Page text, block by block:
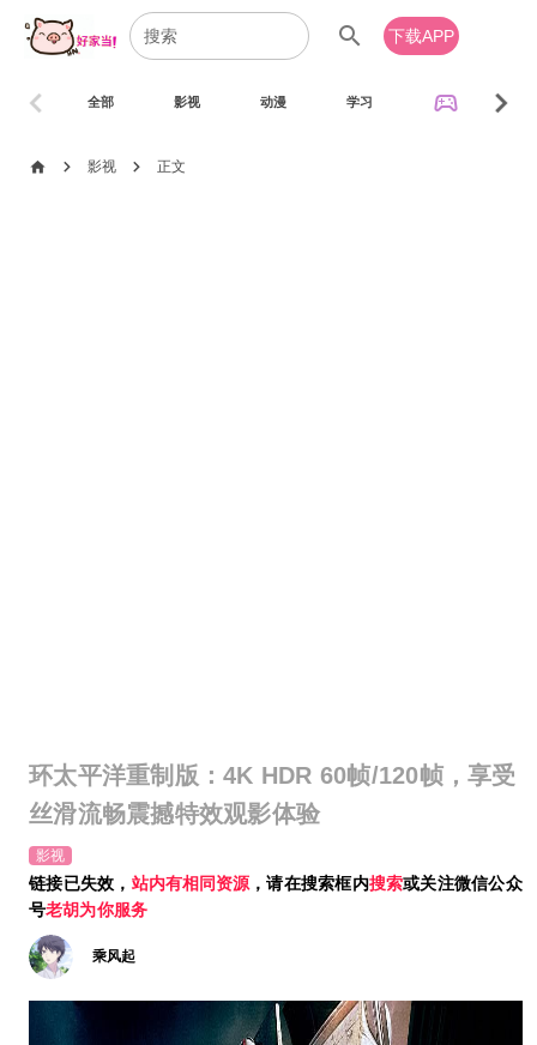
search 下载APP
全部 影视 动漫 学习 sports_esports
chevron_left chevron_right
home chevron_right 影视 chevron_right 正文
环太平洋重制版：4K HDR 60帧/120帧，享受
丝滑流畅震撼特效观影体验
影视
链接已失效， 站内有相同资源 ，请在搜索框内搜索或关注微信公众
号老胡为你服务
乘风起